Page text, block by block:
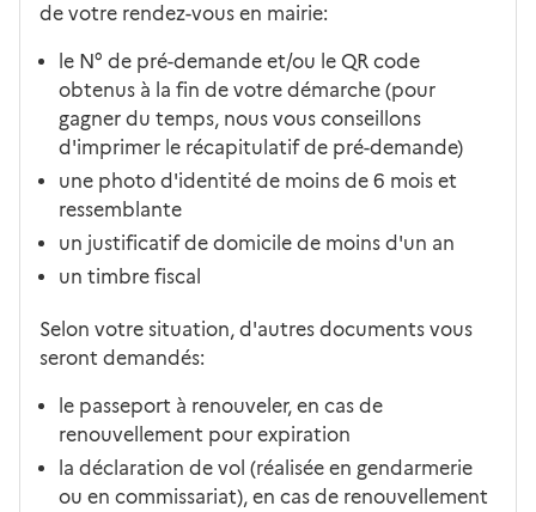
de votre rendez-vous en mairie:
le N° de pré-demande et/ou le QR code
obtenus à la fin de votre démarche (pour
gagner du temps, nous vous conseillons
d'imprimer le récapitulatif de pré-demande)
une photo d'identité de moins de 6 mois et
ressemblante
un justificatif de domicile de moins d'un an
un timbre fiscal
Selon votre situation, d'autres documents vous
seront demandés:
le passeport à renouveler, en cas de
renouvellement pour expiration
la déclaration de vol (réalisée en gendarmerie
ou en commissariat), en cas de renouvellement